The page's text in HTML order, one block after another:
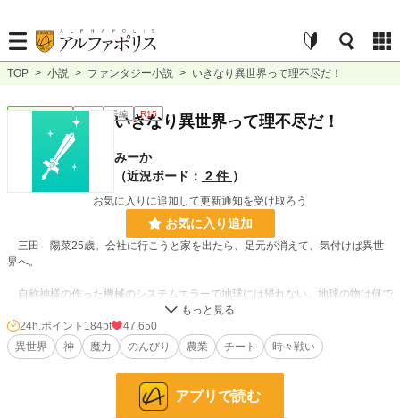
TOP > 小説 > ファンタジー小説 > いきなり異世界って理不尽だ！
ファンタジー 完結 長編 R15
いきなり異世界って理不尽だ！
みーか
（近況ボード： 2 件 ）
お気に入りに追加して更新通知を受け取ろう
お気に入り追加
三田 陽菜25歳。会社に行こうと家を出たら、足元が消えて、気付けば異世
界へ。
自称神様の作った機械のシステムエラーで地球には帰れない。地球の物は何で
も魔力と交換できるようにしてもらい、異世界で居心地良く暮らしていきます！
小説 7,278 位 / 228,623 件
1,542 位 / 53,264 件
24h.ポイント 184pt
47,650
異世界
神 魔力 のんびり 農業 チート 時々戦い
アプリで読む